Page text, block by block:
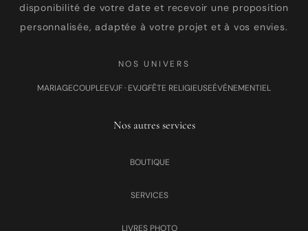
disponibilité de votre date et recevoir une proposition
personnalisée, adaptée à votre projet et à vos envies.
NOS UNIVERS
MARIAGECOUPLEEVJF · EVJGFÊTE RELIGIEUSEÉVÉNEMENTIEL
Nos autres services
BOUTIQUE
SERVICES
LIVRES PHOTO